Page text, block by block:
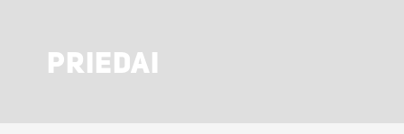
PRIEDAI